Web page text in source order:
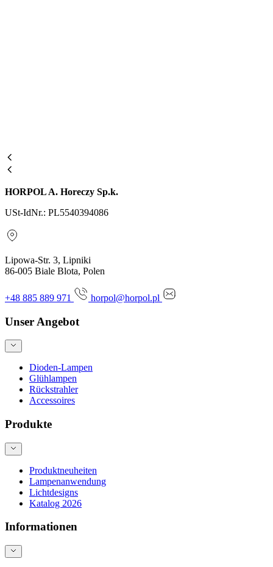
HORPOL A. Horeczy Sp.k.
USt-IdNr.: PL5540394086
Lipowa-Str. 3, Lipniki
86-005 Biale Blota, Polen
+48 885 889 971 horpol@horpol.pl
Unser Angebot
Dioden-Lampen
Glühlampen
Rückstrahler
Accessoires
Produkte
Produktneuheiten
Lampenanwendung
Lichtdesigns
Katalog 2026
Informationen